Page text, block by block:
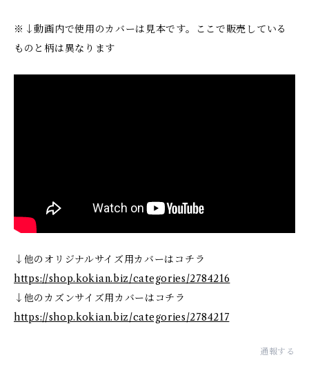
※↓動画内で使用のカバーは見本です。ここで販売している
ものと柄は異なります
↓他のオリジナルサイズ用カバーはコチラ
https://shop.kokian.biz/categories/2784216
↓他のカズンサイズ用カバーはコチラ
https://shop.kokian.biz/categories/2784217
通報する